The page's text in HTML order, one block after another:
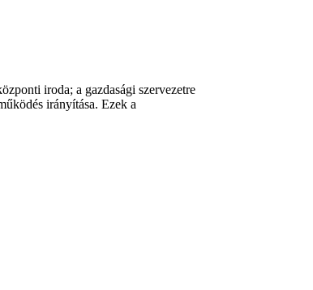
iroda; a gazdasági szervezetre
irányítása. Ezek a